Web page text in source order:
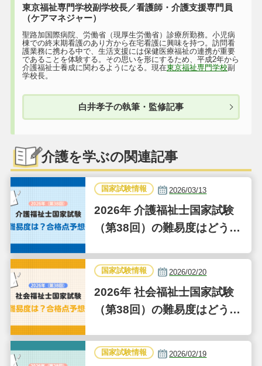
東京福祉専門学校副学校長／看護師・介護支援専門員
（ケアマネジャー）
聖路加国際病院、労働省（現厚生労働省）診療所勤務。小児病
棟での終末期看護のあり方から在宅看護に興味を持つ。訪問看
護業務に携わる中で、生活支援には保健医療福祉の連携が重要
であることを体験する。その思いを形にするため、平成2年から
介護福祉士養成に関わるようになる。現在東京福祉専門学校副
学校長。
白井孝子の執筆・監修記事
介護を学ぶの関連記事
国家試験情報 2026/03/13
2026年 介護福祉士国家試験
（第38回）の難易度はどうだ
国家試験情報 2026/02/20
2026年 社会福祉士国家試験
（第38回）の難易度はどうだ
国家試験情報 2026/02/19